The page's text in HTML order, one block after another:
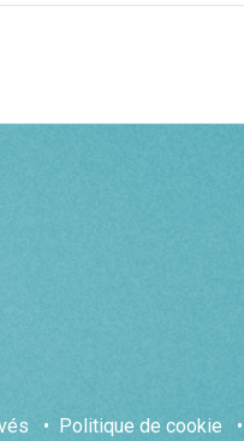
• Politique de cookie •